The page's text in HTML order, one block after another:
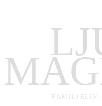
FAMILJELIV